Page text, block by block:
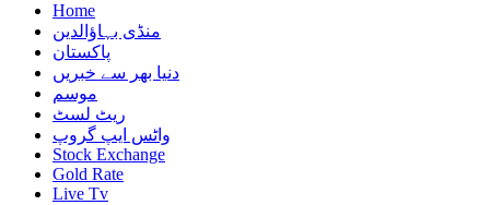
Home
منڈی بہاؤالدین
پاکستان
دنیا بھر سے خبریں
موسم
ریٹ لسٹ
واٹس ایپ گروپ
Stock Exchange
Gold Rate
Live Tv